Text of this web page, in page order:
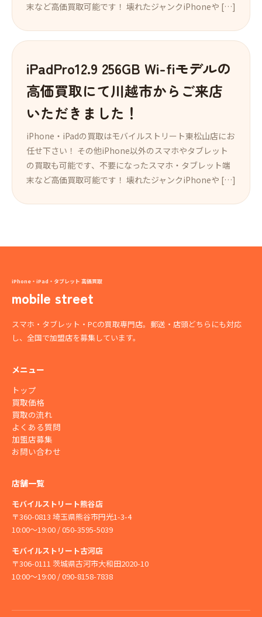
末など高価買取可能です！ 壊れたジャンクiPhoneや […]
iPadPro12.9 256GB Wi-fiモデルの
高価買取にて川越市からご来店
いただきました！
iPhone・iPadの買取はモバイルストリート東松山店にお
任せ下さい！ その他iPhone以外のスマホやタブレット
の買取も可能です、不要になったスマホ・タブレット端
末など高価買取可能です！ 壊れたジャンクiPhoneや […]
iPhone・iPad・タブレット 高価買取
mobile street
スマホ・タブレット・PCの買取専門店。郵送・店頭どちらにも対応
し、全国で加盟店を募集しています。
メニュー
トップ
買取価格
買取の流れ
よくある質問
加盟店募集
お問い合わせ
店舗一覧
モバイルストリート熊谷店
〒360-0813 埼玉県熊谷市円光1-3-4
10:00〜19:00 / 050-3595-5039
モバイルストリート古河店
〒306-0111 茨城県古河市大和田2020-10
10:00〜19:00 / 090-8158-7838